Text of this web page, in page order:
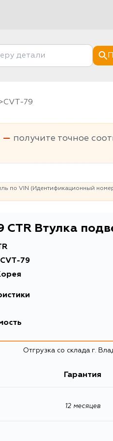
CVT-79
— получите точное
по VIN (Идентификационный
CTR Втулка
CVT-79
URJ201, URJ202, VDJ201
URJ200, URJ202, UZJ200,
Отгрузка со склада г.
Гарантия
12 месяцев